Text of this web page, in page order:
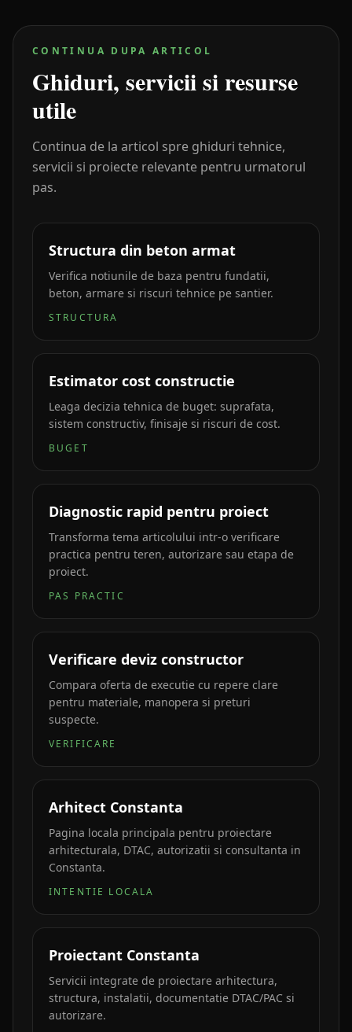
CONTINUA DUPA ARTICOL
Ghiduri, servicii si resurse
utile
Continua de la articol spre ghiduri tehnice,
servicii si proiecte relevante pentru urmatorul
pas.
Structura din beton armat
Verifica notiunile de baza pentru fundatii,
beton, armare si riscuri tehnice pe santier.
STRUCTURA
Estimator cost constructie
Leaga decizia tehnica de buget: suprafata,
sistem constructiv, finisaje si riscuri de cost.
BUGET
Diagnostic rapid pentru proiect
Transforma tema articolului intr-o verificare
practica pentru teren, autorizare sau etapa de
proiect.
PAS PRACTIC
Verificare deviz constructor
Compara oferta de executie cu repere clare
pentru materiale, manopera si preturi
suspecte.
VERIFICARE
Arhitect Constanta
Pagina locala principala pentru proiectare
arhitecturala, DTAC, autorizatii si consultanta in
Constanta.
INTENTIE LOCALA
Proiectant Constanta
Servicii integrate de proiectare arhitectura,
structura, instalatii, documentatie DTAC/PAC si
autorizare.